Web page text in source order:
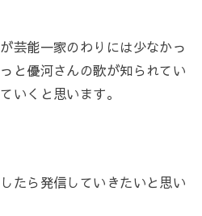
芸能一家のわりには少なかっ
と優河さんの歌が知られてい
いくと思います。
たら発信していきたいと思い